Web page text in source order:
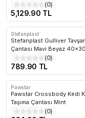
(0)
5,129.90 TL
Stefanplast
Stefanplast Gulliver Tavşan
Çantası Mavi Beyaz
(0)
789.90 TL
Pawstar
Pawstar Crossbody Kedi
Taşıma Çantası Mint
(0)